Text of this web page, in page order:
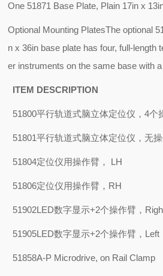
One 51871 Base Plate, Plain 17in x
Optional Mounting PlatesThe optional
n x 36in base plate has four, full-length
er instruments on the same base with
ITEM DESCRIPTION
51800平行轨道式脑立体定位仪， 4个
51801平行轨道式脑立体定位仪，无
51804定位仪用操作臂， LH
51806定位仪用操作臂， RH
51902LED数字显示+2个操作臂，
51905LED数字显示+2个操作臂， Left
51858A-P Microdrive, on Rail Clamp